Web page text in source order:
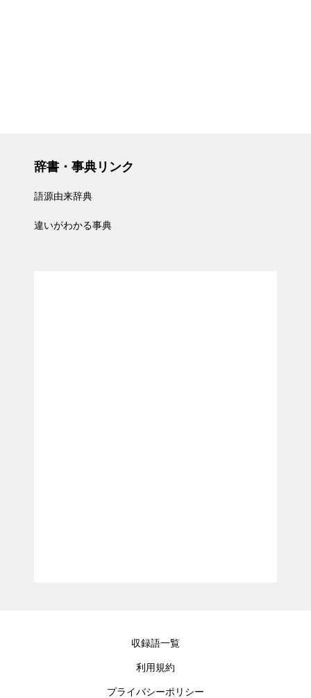
辞書・事典リンク
語源由来辞典
違いがわかる事典
収録語一覧
利用規約
プライバシーポリシー